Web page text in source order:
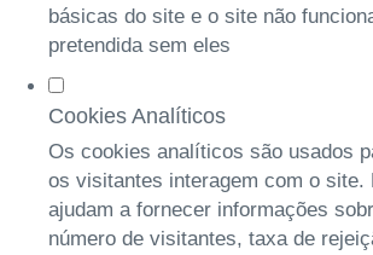
básicas do site e o site não
pretendida sem eles
Cookies Analíticos
Os cookies analíticos são usados
os visitantes interagem com o site.
ajudam a fornecer informações
número de visitantes, taxa de